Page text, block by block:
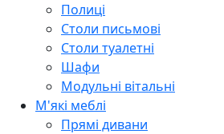
Полиці
Столи письмові
Столи туалетні
Шафи
Модульні вітальні
М'які меблі
Прямі дивани